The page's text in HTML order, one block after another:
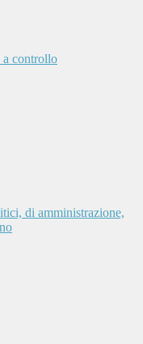
a controllo
di amministrazione,